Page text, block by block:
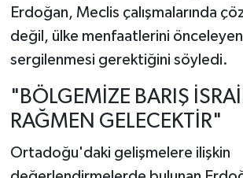
Erdoğan, Meclis çalışmalarında
değil, ülke menfaatlerini önceleyen
sergilenmesi gerektiğini söyledi.
"BÖLGEMİZE BARIŞ
RAĞMEN GELECEKTİR"
Ortadoğu'daki gelişmelere ilişkin